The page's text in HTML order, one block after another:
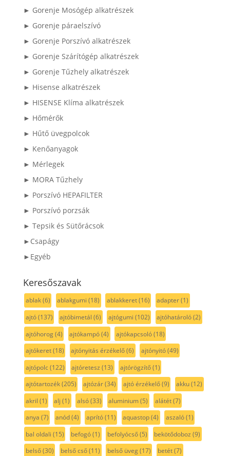
► Gorenje Mosógép alkatrészek
► Gorenje páraelszívó
► Gorenje Porszívó alkatrészek
► Gorenje Szárítógép alkatrészek
► Gorenje Tűzhely alkatrészek
► Hisense alkatrészek
► HISENSE Klíma alkatrészek
► Hőmérők
► Hűtő üvegpolcok
► Kenőanyagok
► Mérlegek
► MORA Tűzhely
► Porszívó HEPAFILTER
► Porszívó porzsák
► Tepsik és Sütőrácsok
►Csapágy
►Egyéb
Keresőszavak
ablak(6) ablakgumi (18) ablakkeret(16) adapter(1)
ajtó(137) ajtóbimetál (6) ajtógumi (102) ajtóhatároló(2)
ajtóhorog(4) ajtókampó(4) ajtókapcsoló(18)
ajtókeret(18) ajtónyitás érzékelő(6) ajtónyitó(49)
ajtópolc(122) ajtóretesz (13) ajtórögzítő(1)
ajtótartozék(205) ajtózár(34) ajtó érzékelő(9) akku(12)
akril (1) alj (1) alsó(33) aluminium(5) alátét(7)
anya (7) anód(4) aprító(11) aquastop(4) aszaló(1)
bal oldali (15) befogó(1) befolyócső(5) bekötődoboz (9)
belső(30) belső cső(11) belső üveg(17) betét(7)